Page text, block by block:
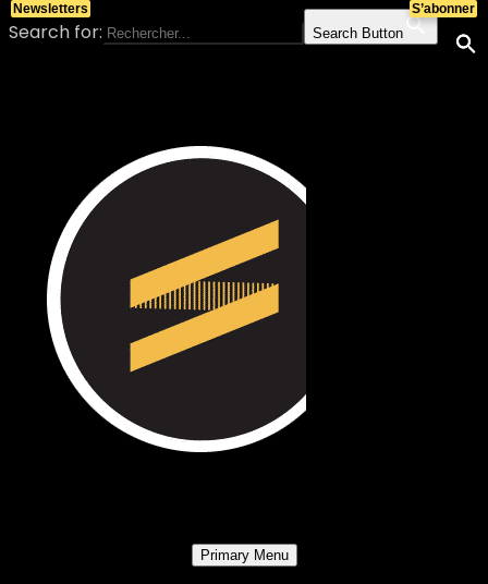
Search for: Search Button
Primary Menu
S’abonner
Newsletters